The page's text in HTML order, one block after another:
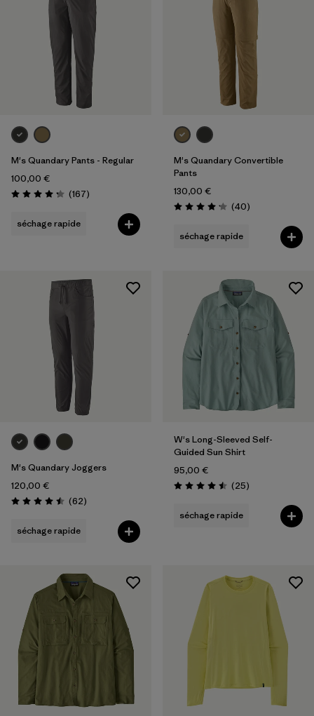
M's Quandary Pants - Regular
100,00 €
Évaluation: 4.2 / 5
(167Avis
)
séchage rapide
M's Quandary Convertible
Pants
130,00 €
Évaluation: 4.2 / 5
(40Avis
)
séchage rapide
M's Quandary Joggers
120,00 €
Évaluation: 4.5 / 5
(62Avis
)
séchage rapide
W's Long-Sleeved Self-
Guided Sun Shirt
95,00 €
Évaluation: 4.5 / 5
(25Avis
)
séchage rapide